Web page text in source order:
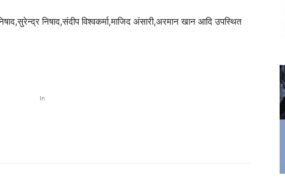
निषाद,संदीप विश्वकर्मा,माजिद अंसारी,अरमान खान आदि उपस्थित
In